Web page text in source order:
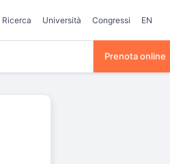
Ricerca Università Congressi EN
Prenota online